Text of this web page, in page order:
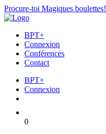
Procure-toi Magiques boulettes!
BPT+
Connexion
Conférences
Contact
BPT+
Connexion
0